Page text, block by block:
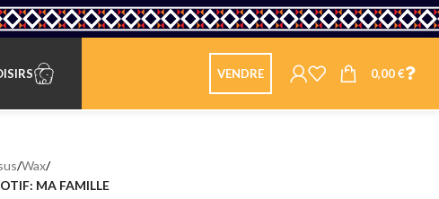
VENDRE 0,00€
/Wax/
MA FAMILLE